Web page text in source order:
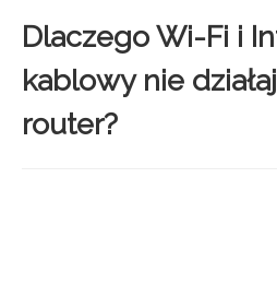
Dlaczego Wi-Fi i
kablowy nie
router?